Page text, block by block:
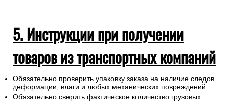
5. Инструкции при получении
товаров из транспортных компаний
Обязательно проверить упаковку заказа на наличие следов
деформации, влаги и любых механических повреждений.
Обязательно сверить фактическое количество грузовых